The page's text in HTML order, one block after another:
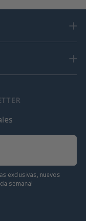
exclusivas, nuevos
semana!